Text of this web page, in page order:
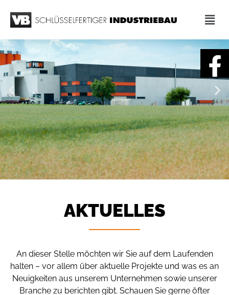
AKTUELLES
An dieser Stelle möchten wir Sie auf dem Laufenden
halten – vor allem über aktuelle Projekte und was es an
Neuigkeiten aus unserem Unternehmen sowie unserer
Branche zu berichten gibt. Schauen Sie gerne öfter